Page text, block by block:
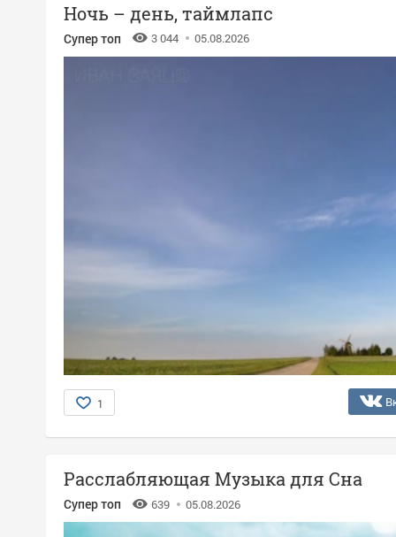
Ночь – день, таймлапс
Супер топ 3 044 05.08.2026
1
Расслабляющая Музыка для Сна
Супер топ 639 05.08.2026